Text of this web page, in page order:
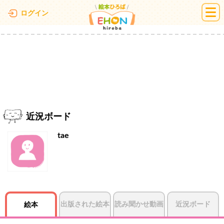
ログイン 絵本ひろば
近況ボード
tae
絵本 出版された絵本 読み聞かせ動画 近況ボード